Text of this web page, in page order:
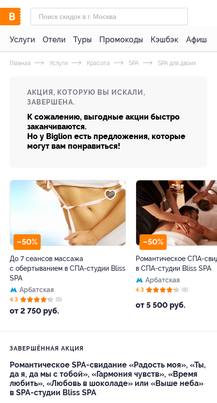
Услуги Отели Туры Промокоды Кэшбэк Афиша
Главная Услуги Красота SPA SPA для двоих
АКЦИЯ, КОТОРУЮ ВЫ ИСКАЛИ,
ЗАВЕРШЕНА.
К сожалению, выгодные акции быстро
заканчиваются.
Но у Biglion есть предложения, которые
могут вам понравиться!
–50%
До 7 сеансов массажа
с обертыванием в СПА-студии Bliss
SPA
Арбатская
от 2 750 руб.
4.3 (8)
–50%
Романтическое СПА-
в СПА-студии Bliss SPA
Арбатская
от 5 500 руб.
4.3 (8)
ЗАВЕРШЁННАЯ АКЦИЯ
Романтическое SPA-свидание «Радость моя», «Ты,
да я, да мы с тобой», «Гармония чувств», «Время
любить», «Любовь в шоколаде» или «Выше неба»
в SPA-студии Bliss SPA